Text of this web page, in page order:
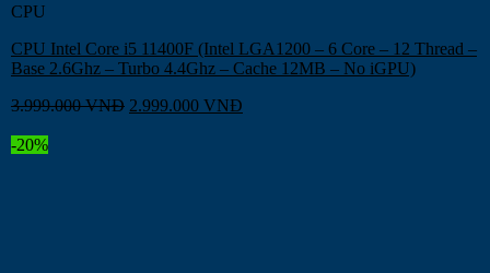
CPU
CPU Intel Core i5 11400F (Intel LGA1200 – 6 Core – 12 Thread –
Base 2.6Ghz – Turbo 4.4Ghz – Cache 12MB – No iGPU)
3.999.000VNĐ 2.999.000 VNĐ
-20%